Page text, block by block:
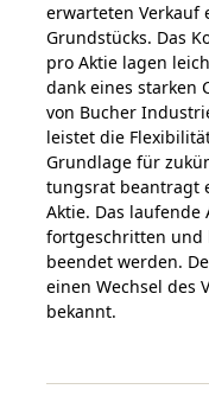
erwar­te­ten Verkauf
Grundstücks. Das
pro Aktie lagen
dank eines star­ken
von Bucher
leistet die
Grundlage für
tungs­rat bean­tragt
Aktie. Das
fort­geschritten und
beendet wer­den.
einen Wechsel des
bekannt.